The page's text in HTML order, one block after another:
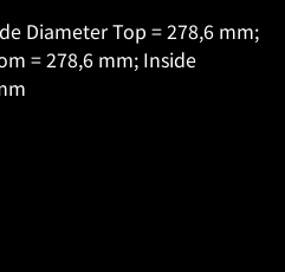
Diameter Top = 278,6 mm;
= 278,6 mm; Inside